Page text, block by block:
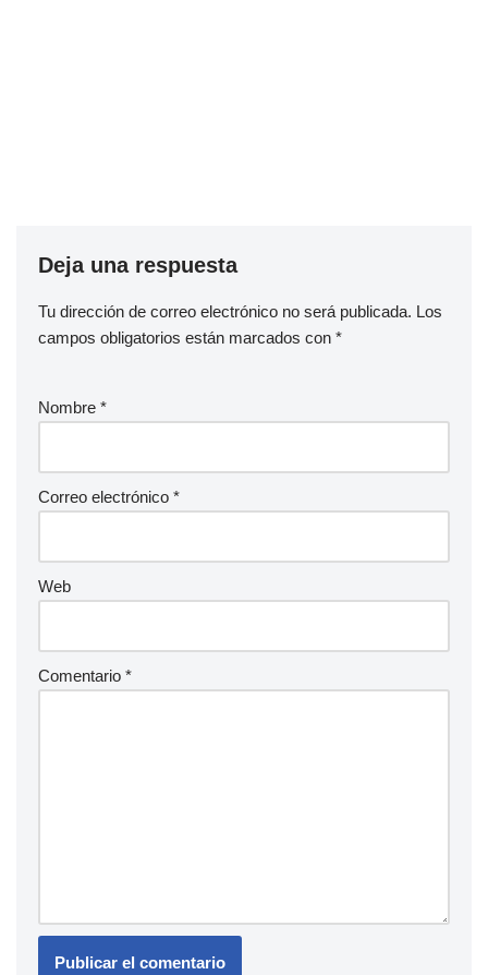
Deja una respuesta
Tu dirección de correo electrónico no será publicada. Los
campos obligatorios están marcados con *
Nombre *
Correo electrónico *
Web
Comentario *